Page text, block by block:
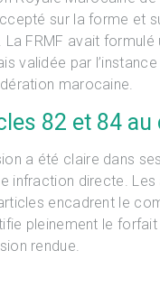
sur la forme et
La FRMF avait
validée par
marocaine.
82 et 84
a été claire dans
infraction directe.
encadrent le
pleinement le
rendue.